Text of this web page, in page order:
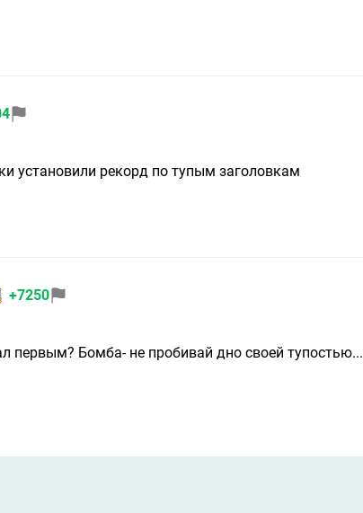
установили рекорд по тупым заголовкам
+7250
первым? Бомба- не пробивай дно своей тупостью...